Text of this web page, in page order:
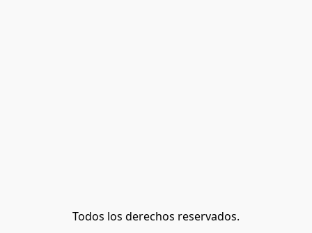
Todos los derechos reservados.